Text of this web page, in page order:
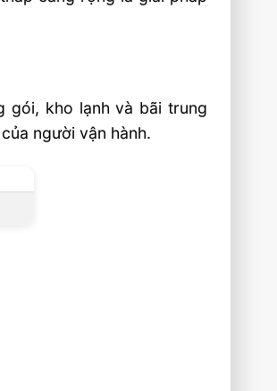
gói, kho lạnh và bãi trung
người vận hành.